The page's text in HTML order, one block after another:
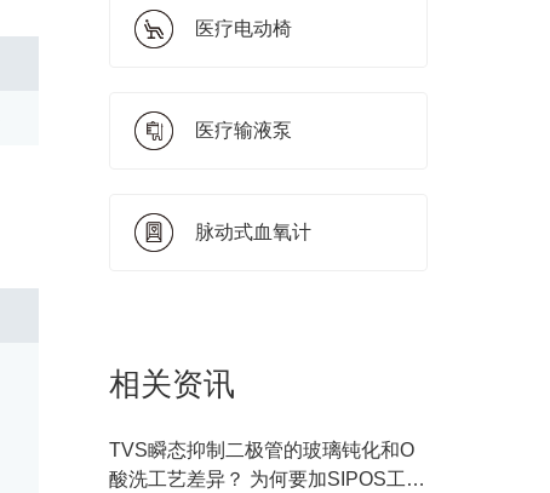
医疗电动椅
医疗输液泵
脉动式血氧计
相关资讯
TVS瞬态抑制二极管的玻璃钝化和O
酸洗工艺差异？ 为何要加SIPOS工